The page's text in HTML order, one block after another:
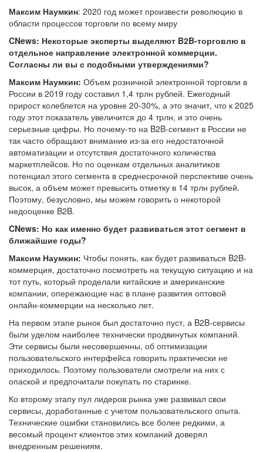
Максим Наумкин: 2020 год может произвести революцию в
области процессов торговли по всему миру
CNews: Некоторые эксперты выделяют B2B-торговлю в
отдельное направление электронной коммерции.
Согласны ли вы с подобными утверждениями?
Максим Наумкин: Объем розничной электронной торговли в
России в 2019 году составил 1,4 трлн рублей. Ежегодный
прирост колеблется на уровне 20-30%, а это значит, что к 2025
году этот показатель увеличится до 4 трлн, и это очень
серьезные цифры. Но почему-то на B2B-сегмент в России не
так часто обращают внимание из-за его недостаточной
автоматизации и отсутствия достаточного количества
маркетплейсов. Но по оценкам отдельных аналитиков
потенциал этого сегмента в среднесрочной перспективе очень
высок, а объем может превысить отметку в 14 трлн рублей.
Поэтому, безусловно, мы можем говорить о некоторой
недооценке B2B.
CNews: Но как именно будет развиваться этот сегмент в
ближайшие годы?
Максим Наумкин: Чтобы понять, как будет развиваться B2B-
коммерция, достаточно посмотреть на текущую ситуацию и на
тот путь, который проделали китайские и американские
компании, опережающие нас в плане развития оптовой
онлайн-коммерции на несколько лет.
На первом этапе рынок был достаточно пуст, а B2B-сервисы
были уделом наиболее технически продвинутых компаний.
Эти сервисы были несовершенны, об оптимизации
пользовательского интерфейса говорить практически не
приходилось. Поэтому пользователи смотрели на них с
опаской и предпочитали покупать по старинке.
Ко второму этапу пул лидеров рынка уже развивал свои
сервисы, доработанные с учетом пользовательского опыта.
Технические ошибки становились все более редкими, а
весомый процент клиентов этих компаний доверял
внедренным решениям.